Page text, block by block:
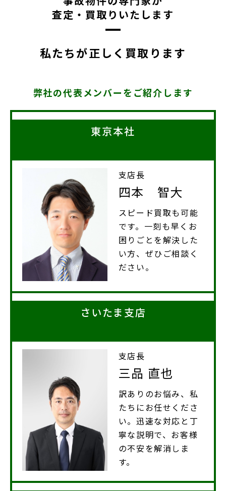
【メディア掲載情報】NHK「ダークサイドミステリー」
にて取り上げられました
2025.10.14 メディア掲載情報
査定・買取りいたします
私たちが正しく買取ります
弊社の代表メンバーをご紹介します
東京本社
支店長
四本 智大
スピード買取も可能
です。一刻も早くお
困りごとを解決した
い方、ぜひご相談く
ださい。
さいたま支店
支店長
三品 直也
訳ありのお悩み、私
たちにお任せくださ
い。迅速な対応と丁
寧な説明で、お客様
の不安を解消しま
す。